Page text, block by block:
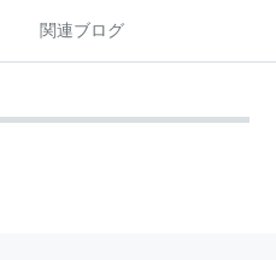
関連ブログ